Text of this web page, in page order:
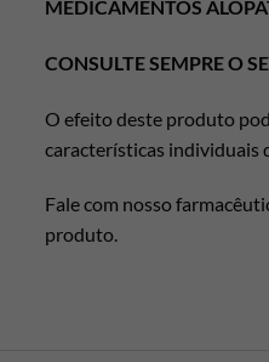
MEDICAMENTOS
CONSULTE SEMPRE O
O efeito deste produto
características individuais
Fale com nosso
produto.